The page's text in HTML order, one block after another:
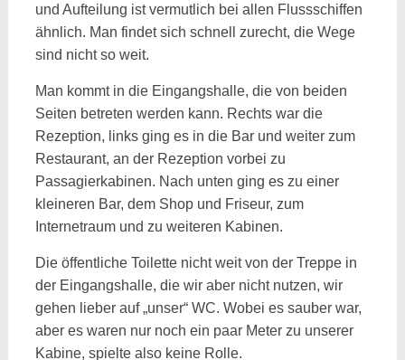
und Aufteilung ist vermutlich bei allen Flussschiffen
ähnlich. Man findet sich schnell zurecht, die Wege
sind nicht so weit.
Man kommt in die Eingangshalle, die von beiden
Seiten betreten werden kann. Rechts war die
Rezeption, links ging es in die Bar und weiter zum
Restaurant, an der Rezeption vorbei zu
Passagierkabinen. Nach unten ging es zu einer
kleineren Bar, dem Shop und Friseur, zum
Internetraum und zu weiteren Kabinen.
Die öffentliche Toilette nicht weit von der Treppe in
der Eingangshalle, die wir aber nicht nutzen, wir
gehen lieber auf „unser“ WC. Wobei es sauber war,
aber es waren nur noch ein paar Meter zu unserer
Kabine, spielte also keine Rolle.